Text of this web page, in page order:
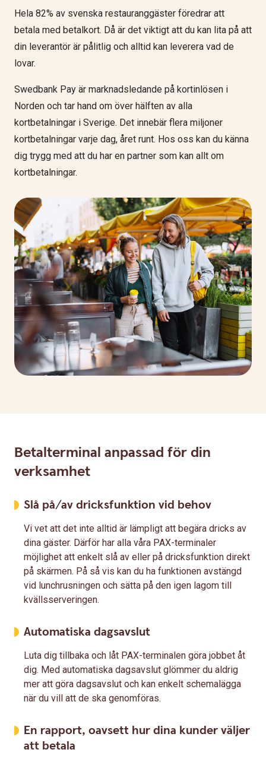
Hela 82% av svenska restauranggäster föredrar att
betala med betalkort. Då är det viktigt att du kan lita på att
din leverantör är pålitlig och alltid kan leverera vad de
lovar.
Swedbank Pay är marknadsledande på kortinlösen i
Norden och tar hand om över hälften av alla
kortbetalningar i Sverige. Det innebär flera miljoner
kortbetalningar varje dag, året runt. Hos oss kan du känna
dig trygg med att du har en partner som kan allt om
kortbetalningar.
Betalterminal anpassad för din
verksamhet
Slå på/av dricksfunktion vid behov
Vi vet att det inte alltid är lämpligt att begära dricks av
dina gäster. Därför har alla våra PAX-terminaler
möjlighet att enkelt slå av eller på dricksfunktion direkt
på skärmen. På så vis kan du ha funktionen avstängd
vid lunchrusningen och sätta på den igen lagom till
kvällsserveringen.
Automatiska dagsavslut
Luta dig tillbaka och låt PAX-terminalen göra jobbet åt
dig. Med automatiska dagsavslut glömmer du aldrig
mer att göra dagsavslut och kan enkelt schemalägga
när du vill att de ska genomföras.
En rapport, oavsett hur dina kunder väljer
att betala